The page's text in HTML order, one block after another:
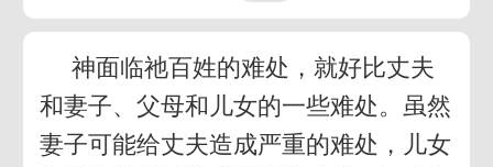
神面临祂百姓的难处，就好比丈夫
和妻子、父母和儿女的一些难处。虽然
妻子可能给丈夫造成严重的难处，儿女